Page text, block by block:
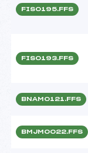
FIS0195.FFS
FIS0193.FFS
BNAM0121.FFS
BMJM0022.FFS